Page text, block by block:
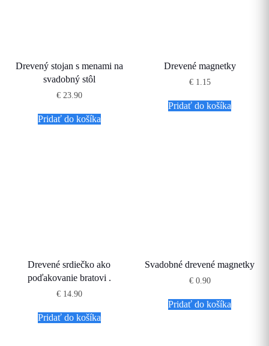
Drevený stojan s menami na
svadobný stôl
€23.90
Pridať do košíka
Drevené magnetky
€1.15
Pridať do košíka
Drevené srdiečko ako
poďakovanie bratovi .
€14.90
Pridať do košíka
Svadobné drevené magnetky
€0.90
Pridať do košíka